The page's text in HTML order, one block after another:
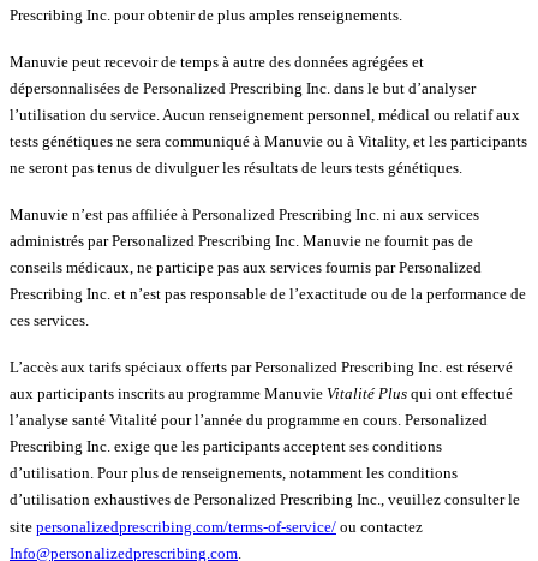
Prescribing Inc. pour obtenir de plus amples renseignements.
Manuvie peut recevoir de temps à autre des données agrégées et
dépersonnalisées de Personalized Prescribing Inc. dans le but d’analyser
l’utilisation du service. Aucun renseignement personnel, médical ou relatif aux
tests génétiques ne sera communiqué à Manuvie ou à Vitality, et les participants
ne seront pas tenus de divulguer les résultats de leurs tests génétiques.
Manuvie n’est pas affiliée à Personalized Prescribing Inc. ni aux services
administrés par Personalized Prescribing Inc. Manuvie ne fournit pas de
conseils médicaux, ne participe pas aux services fournis par Personalized
Prescribing Inc. et n’est pas responsable de l’exactitude ou de la performance de
ces services.
L’accès aux tarifs spéciaux offerts par Personalized Prescribing Inc. est réservé
aux participants inscrits au programme Manuvie Vitalité Plus qui ont effectué
l’analyse santé Vitalité pour l’année du programme en cours. Personalized
Prescribing Inc. exige que les participants acceptent ses conditions
d’utilisation. Pour plus de renseignements, notamment les conditions
d’utilisation exhaustives de Personalized Prescribing Inc., veuillez consulter le
site personalizedprescribing.com/terms-of-service/ ou contactez
Info@personalizedprescribing.com.